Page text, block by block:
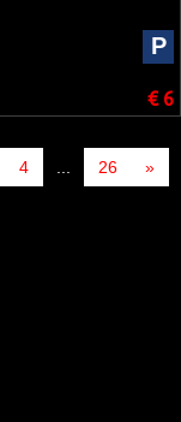
P
€ 6
4 26 »